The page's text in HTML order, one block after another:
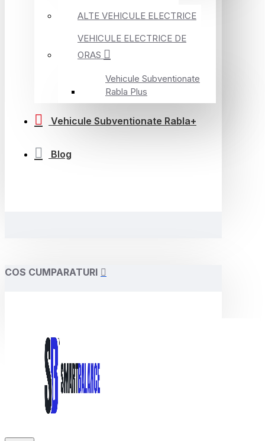
ALTE VEHICULE ELECTRICE
VEHICULE ELECTRICE DE
ORAS
Vehicule Subventionate
Rabla Plus
Vehicule Subventionate Rabla+
Blog
COS CUMPARATURI